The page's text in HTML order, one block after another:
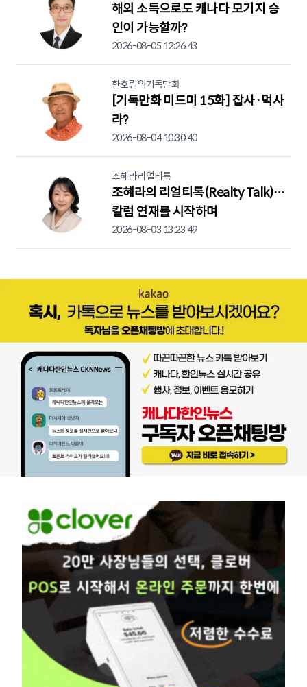
해외 소득으로도 캐나다 모기지 승
인이 가능할까?
2026-08-05 12:26:43
한호림의기독만화
[기독만화 미드미 15화] 잡사·먹사
라?
2026-08-04 10:30:40
조혜라리얼티톡
조혜라의 리얼티톡(Realty Talk)…
칼럼 연재를 시작하며
2026-08-03 13:23:49